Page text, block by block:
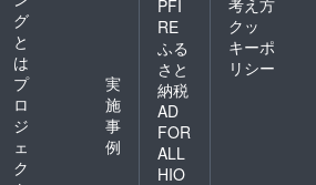
グ
と
は
プ
ロ
ジ
ェ
ク
実
施
事
例
PFI
RE
ふる
さと
納税
AD
FOR
ALL
HIO
クッ
キーポ
リシー